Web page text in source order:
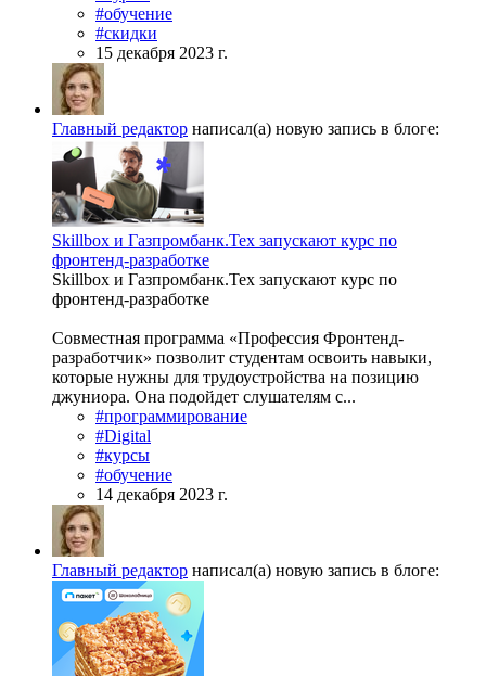
#обучение
#скидки
15 декабря 2023 г.
Главный редактор написал(а) новую запись в блоге:
Skillbox и Газпромбанк.Тех запускают курс по
фронтенд-разработке
Skillbox и Газпромбанк.Тех запускают курс по
фронтенд-разработке
Совместная программа «Профессия Фронтенд-
разработчик» позволит студентам освоить навыки,
которые нужны для трудоустройства на позицию
джуниора. Она подойдет слушателям с...
#программирование
#Digital
#курсы
#обучение
14 декабря 2023 г.
Главный редактор написал(а) новую запись в блоге: